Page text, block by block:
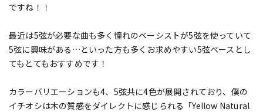
ですね！！
最近は5弦が必要な曲も多く憧れのベーシストが5弦を使っていて
5弦に興味がある…といった方も多くお求めやすい5弦ベースとし
てもとてもおすすめです！
カラーバリエーションも4、5弦共に4色が展開されており、僕の
イチオシは木の質感をダイレクトに感じられる「Yellow Natural